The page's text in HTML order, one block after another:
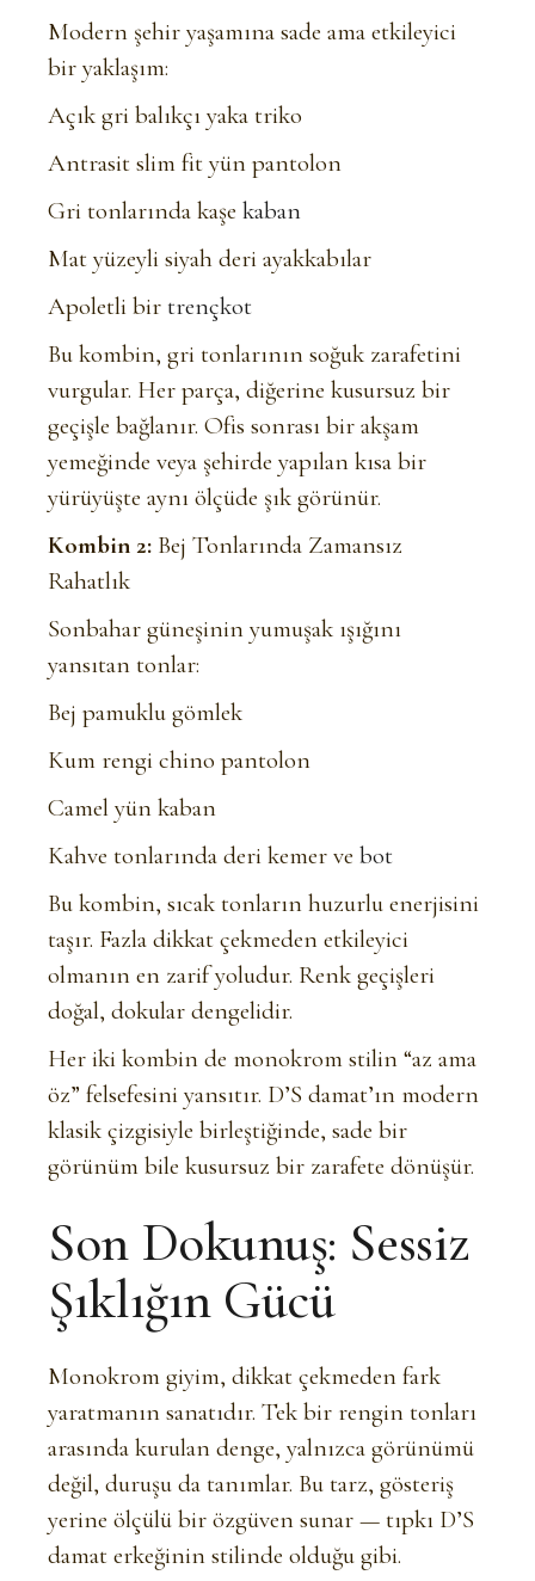
Modern şehir yaşamına sade ama etkileyici
bir yaklaşım:
Açık gri balıkçı yaka triko
Antrasit slim fit yün pantolon
Gri tonlarında kaşekaban
Mat yüzeyli siyah deri ayakkabılar
Apoletli birtrençkot
Bu kombin, gri tonlarının soğuk zarafetini
vurgular. Her parça, diğerine kusursuz bir
geçişle bağlanır. Ofis sonrası bir akşam
yemeğinde veya şehirde yapılan kısa bir
yürüyüşte aynı ölçüde şık görünür.
Kombin 2: Bej Tonlarında Zamansız
Rahatlık
Sonbahar güneşinin yumuşak ışığını
yansıtan tonlar:
Bej pamuklu gömlek
Kum rengi chino pantolon
Camel yün kaban
Kahve tonlarında deri kemer vebot
Bu kombin, sıcak tonların huzurlu enerjisini
taşır. Fazla dikkat çekmeden etkileyici
olmanın en zarif yoludur. Renk geçişleri
doğal, dokular dengelidir.
Her iki kombin de monokrom stilin “az ama
öz” felsefesini yansıtır. D’S damat’ın modern
klasik çizgisiyle birleştiğinde, sade bir
görünüm bile kusursuz bir zarafete dönüşür.
Son Dokunuş: Sessiz
Şıklığın Gücü
Monokrom giyim, dikkat çekmeden fark
yaratmanın sanatıdır. Tek bir rengin tonları
arasında kurulan denge, yalnızca görünümü
değil, duruşu da tanımlar. Bu tarz, gösteriş
yerine ölçülü bir özgüven sunar — tıpkı D’S
damat erkeğinin stilinde olduğu gibi.